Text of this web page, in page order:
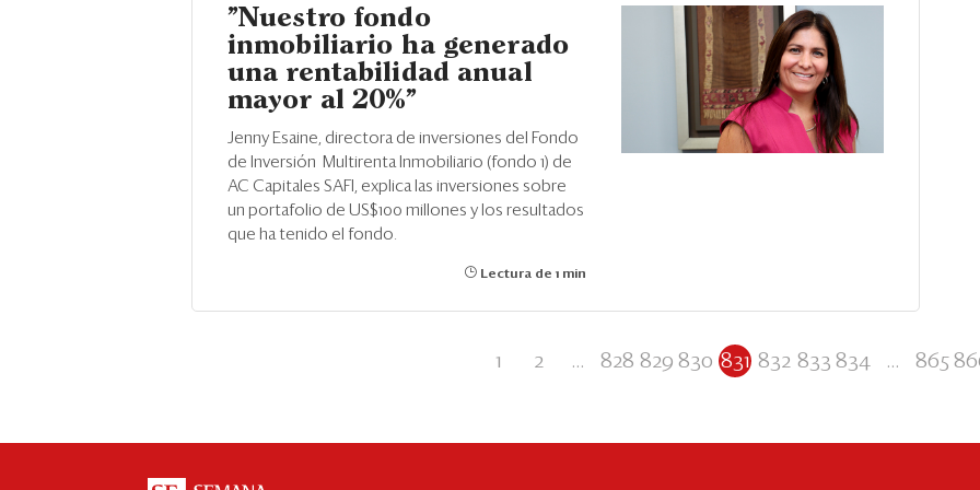
"Nuestro fondo
inmobiliario ha generado
una rentabilidad anual
mayor al 20%"
Jenny Esaine, directora de inversiones del Fondo
de Inversión Multirenta Inmobiliario (fondo 1) de
AC Capitales SAFI, explica las inversiones sobre
un portafolio de US$100 millones y los resultados
que ha tenido el fondo.
Lectura de 1 min
1 2 ... 828 829 830 831 832 833 834 ... 865